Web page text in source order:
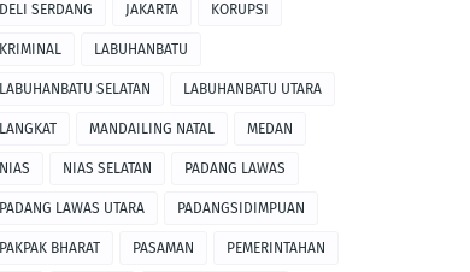
DELI SERDANG JAKARTA KORUPSI
KRIMINAL LABUHANBATU
LABUHANBATU SELATAN LABUHANBATU UTARA
LANGKAT MANDAILING NATAL MEDAN
NIAS NIAS SELATAN PADANG LAWAS
PADANG LAWAS UTARA PADANGSIDIMPUAN
PAKPAK BHARAT PASAMAN PEMERINTAHAN